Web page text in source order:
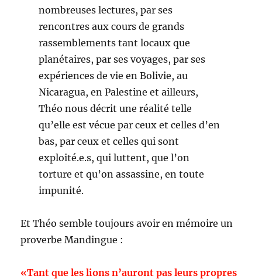
nombreuses lectures, par ses
rencontres aux cours de grands
rassemblements tant locaux que
planétaires, par ses voyages, par ses
expériences de vie en Bolivie, au
Nicaragua, en Palestine et ailleurs,
Théo nous décrit une réalité telle
qu’elle est vécue par ceux et celles d’en
bas, par ceux et celles qui sont
exploité.e.s, qui luttent, que l’on
torture et qu’on assassine, en toute
impunité.
Et Théo semble toujours avoir en mémoire un
proverbe Mandingue :
«Tant que les lions n’auront pas leurs propres